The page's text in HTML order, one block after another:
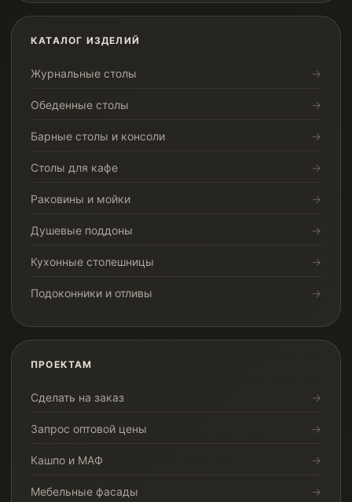
КАТАЛОГ ИЗДЕЛИЙ
Журнальные столы
Обеденные столы
Барные столы и консоли
Столы для кафе
Раковины и мойки
Душевые поддоны
Кухонные столешницы
Подоконники и отливы
ПРОЕКТАМ
Сделать на заказ
Запрос оптовой цены
Кашпо и МАФ
Мебельные фасады